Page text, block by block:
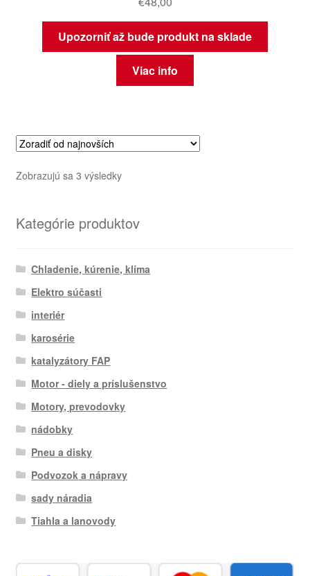
Upozorniť až bude produkt na sklade
Viac info
Zobrazujú sa 3 výsledkyZoradené
Kategórie produktov
Chladenie, kúrenie, klíma
Elektro súčasti
interiér
karosérie
katalyzátory FAP
Motor - diely a príslušenstvo
Motory, prevodovky
nádobky
Pneu a disky
Podvozok a nápravy
sady náradia
Tiahla a lanovody